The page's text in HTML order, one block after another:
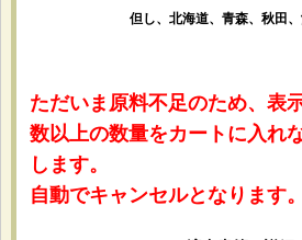
但し、北海道、青森、秋田、
ただいま原料不足のため、表
数以上の数量をカートに入れ
します。
自動でキャンセルとなります。